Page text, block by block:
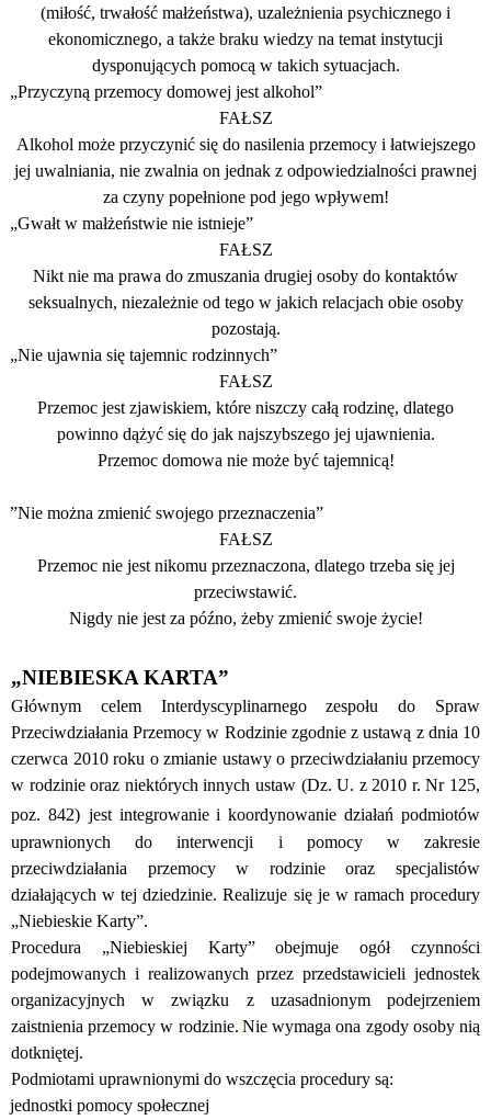
(miłość, trwałość małżeństwa), uzależnienia psychicznego i
ekonomicznego, a także braku wiedzy na temat instytucji
dysponujących pomocą w takich sytuacjach.
„Przyczyną przemocy domowej jest alkohol”
FAŁSZ
Alkohol może przyczynić się do nasilenia przemocy i łatwiejszego
jej uwalniania, nie zwalnia on jednak z odpowiedzialności prawnej
za czyny popełnione pod jego wpływem!
„Gwałt w małżeństwie nie istnieje”
FAŁSZ
Nikt nie ma prawa do zmuszania drugiej osoby do kontaktów
seksualnych, niezależnie od tego w jakich relacjach obie osoby
pozostają.
„Nie ujawnia się tajemnic rodzinnych”
FAŁSZ
Przemoc jest zjawiskiem, które niszczy całą rodzinę, dlatego
powinno dążyć się do jak najszybszego jej ujawnienia.
Przemoc domowa nie może być tajemnicą!
”Nie można zmienić swojego przeznaczenia”
FAŁSZ
Przemoc nie jest nikomu przeznaczona, dlatego trzeba się jej
przeciwstawić.
Nigdy nie jest za późno, żeby zmienić swoje życie!
„NIEBIESKA KARTA”
Głównym celem Interdyscyplinarnego zespołu do Spraw
Przeciwdziałania Przemocy w Rodzinie zgodnie z ustawą z dnia 10
czerwca 2010 roku o zmianie ustawy o przeciwdziałaniu przemocy
w rodzinie oraz niektórych innych ustaw (Dz. U. z 2010 r. Nr 125,
poz. 842) jest integrowanie i koordynowanie działań podmiotów
uprawnionych do interwencji i pomocy w zakresie
przeciwdziałania przemocy w rodzinie oraz specjalistów
działających w tej dziedzinie. Realizuje się je w ramach procedury
„Niebieskie Karty”.
Procedura „Niebieskiej Karty” obejmuje ogół czynności
podejmowanych i realizowanych przez przedstawicieli jednostek
organizacyjnych w związku z uzasadnionym podejrzeniem
zaistnienia przemocy w rodzinie. Nie wymaga ona zgody osoby nią
dotkniętej.
Podmiotami uprawnionymi do wszczęcia procedury są:
jednostki pomocy społecznej